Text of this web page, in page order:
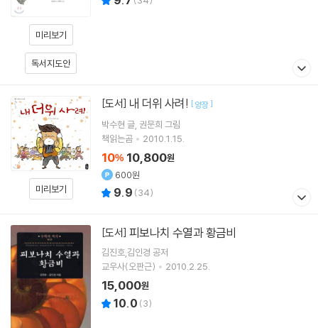
미리보기
독서지도안
미리보기
[도서] 내 더위 사려! [양장]
박수현 글 권문희 그림
책읽는곰
2010.1.15.
10% 10,800원
600원
9.9 (34)
[도서] 피보나치 수열과 황금비
김진호,김인경 공저
교우사(오판근)
2010.2.25.
15,000원
10.0 (3)